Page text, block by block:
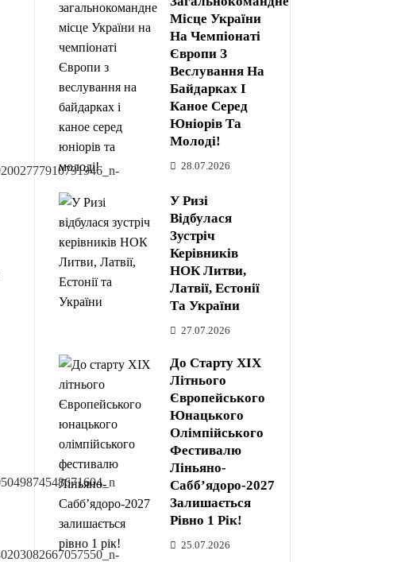
Місце України
На Чемпіонаті
Європи З
Веслування На
Байдарках І
Каное Серед
Юніорів Та
Молоді!
28.07.2026
У Ризі
Відбулася
Зустріч
Керівників
НОК Литви,
Латвії, Естонії
Та України
27.07.2026
До Старту XIX
Літнього
Європейського
Юнацького
Олімпійського
Фестивалю
Ліньяно-
Сабб’ядоро-2027
Залишається
Рівно 1 Рік!
25.07.2026